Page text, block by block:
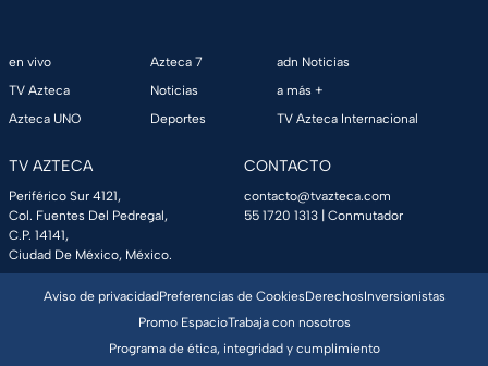
en vivo
TV Azteca
Azteca UNO
Azteca 7
Noticias
Deportes
adn Noticias
a más +
TV Azteca Internacional
TV AZTECA
Periférico Sur 4121,
Col. Fuentes Del Pedregal,
C.P. 14141,
Ciudad De México, México.
CONTACTO
contacto@tvazteca.com
55 1720 1313 | Conmutador
Aviso de privacidadPreferencias de CookiesDerechosInversionistas
Promo EspacioTrabaja con nosotros
Programa de ética, integridad y cumplimiento